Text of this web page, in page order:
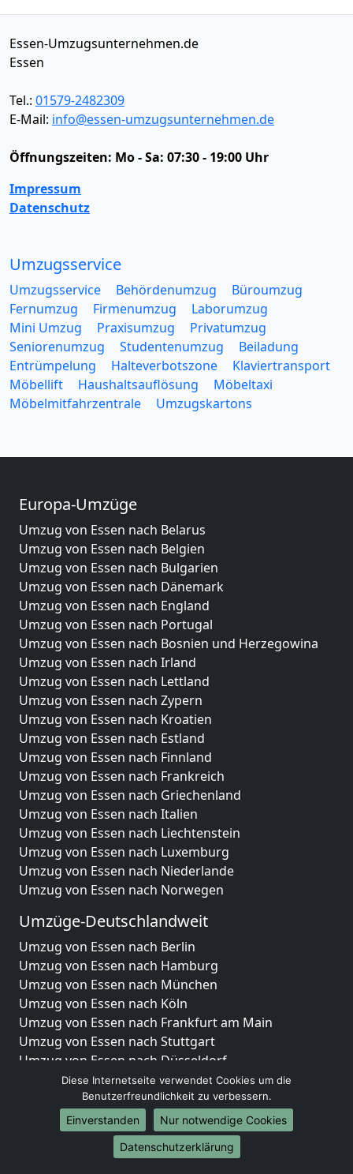
Essen-Umzugsunternehmen.de
Essen
Tel.: 01579-2482309
E-Mail: info@essen-umzugsunternehmen.de
Öffnungszeiten: Mo - Sa: 07:30 - 19:00 Uhr
Impressum
Datenschutz
Umzugsservice
Umzugsservice Behördenumzug
Büroumzug
Fernumzug
Firmenumzug
Laborumzug
Mini Umzug
Praxisumzug
Privatumzug
Seniorenumzug
Studentenumzug
Beiladung
Entrümpelung
Halteverbotszone
Klaviertransport
Möbellift
Haushaltsauflösung
Möbeltaxi
Möbelmitfahrzentrale
Umzugskartons
Europa-Umzüge
Umzug von Essen nach Belarus
Umzug von Essen nach Belgien
Umzug von Essen nach Bulgarien
Umzug von Essen nach Dänemark
Umzug von Essen nach England
Umzug von Essen nach Portugal
Umzug von Essen nach Bosnien und Herzegowina
Umzug von Essen nach Irland
Umzug von Essen nach Lettland
Umzug von Essen nach Zypern
Umzug von Essen nach Kroatien
Umzug von Essen nach Estland
Umzug von Essen nach Finnland
Umzug von Essen nach Frankreich
Umzug von Essen nach Griechenland
Umzug von Essen nach Italien
Umzug von Essen nach Liechtenstein
Umzug von Essen nach Luxemburg
Umzug von Essen nach Niederlande
Umzug von Essen nach Norwegen
Umzüge-Deutschlandweit
Umzug von Essen nach Berlin
Umzug von Essen nach Hamburg
Umzug von Essen nach München
Umzug von Essen nach Köln
Umzug von Essen nach Frankfurt am Main
Umzug von Essen nach Stuttgart
Umzug von Essen nach Düsseldorf
Umzug von Essen nach Leipzig
Umzug von Essen nach Dortmund
Umzug von Essen nach Essen
Umzug von Essen nach Bremen
Umzug von Essen nach Dresden
Diese Internetseite verwendet Cookies um die
Benutzerfreundlichkeit zu verbessern.
Einverstanden
Nur notwendige Cookies
Datenschutzerklärung